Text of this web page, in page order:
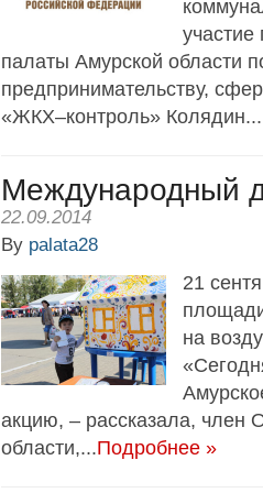
палаты Амурской области
предпринимательству,
«ЖКХ–контроль» Колядин...
Международный
22.09.2014
By palata28
21
на
акцию, – рассказала, член
области,...Подробнее »